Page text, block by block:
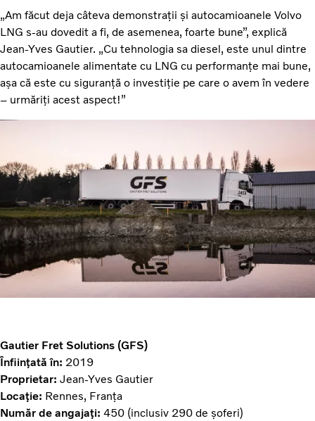
„Am făcut deja câteva demonstrații și autocamioanele Volvo
LNG s-au dovedit a fi, de asemenea, foarte bune”, explică
Jean-Yves Gautier. „Cu tehnologia sa diesel, este unul dintre
autocamioanele alimentate cu LNG cu performanțe mai bune,
așa că este cu siguranță o investiție pe care o avem în vedere
– urmăriți acest aspect!”
Gautier Fret Solutions (GFS)
Înființată în: 2019
Proprietar: Jean-Yves Gautier
Locație: Rennes, Franța
Număr de angajați: 450 (inclusiv 290 de șoferi)